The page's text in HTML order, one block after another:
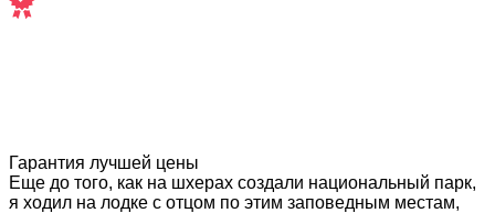
Гарантия лучшей цены
Еще до того, как на шхерах создали национальный парк,
я ходил на лодке с отцом по этим заповедным местам,